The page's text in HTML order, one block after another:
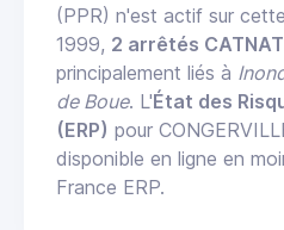
(PPR) n'est actif sur
1999, 2 arrêtés CATNAT
principalement liés à
de Boue. L'État des
(ERP) pour
disponible en ligne en
France ERP.